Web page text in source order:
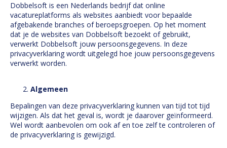
Dobbelsoft is een Nederlands bedrijf dat online
vacatureplatforms als websites aanbiedt voor bepaalde
afgebakende branches of beroepsgroepen. Op het moment
dat je de websites van Dobbelsoft bezoekt of gebruikt,
verwerkt Dobbelsoft jouw persoonsgegevens. In deze
privacyverklaring wordt uitgelegd hoe jouw persoonsgegevens
verwerkt worden.
Algemeen
Bepalingen van deze privacyverklaring kunnen van tijd tot tijd
wijzigen. Als dat het geval is, wordt je daarover geïnformeerd.
Wel wordt aanbevolen om ook af en toe zelf te controleren of
de privacyverklaring is gewijzigd.